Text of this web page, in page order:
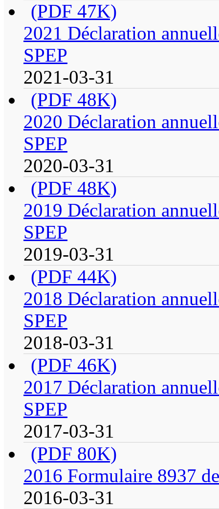
(PDF 47K)
2021 Déclaration
SPEP
2021-03-31
(PDF 48K)
2020 Déclaration
SPEP
2020-03-31
(PDF 48K)
2019 Déclaration
SPEP
2019-03-31
(PDF 44K)
2018 Déclaration
SPEP
2018-03-31
(PDF 46K)
2017 Déclaration
SPEP
2017-03-31
(PDF 80K)
2016 Formulaire 8937
2016-03-31